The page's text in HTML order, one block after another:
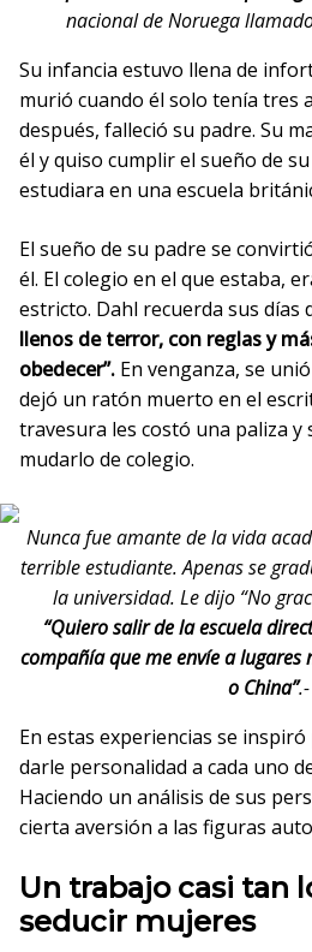
nacional de Noruega
Su infancia estuvo llena de
murió cuando él solo tenía tres
después, falleció su padre. Su
él y quiso cumplir el sueño de
estudiara en una escuela
El sueño de su padre se
él. El colegio en el que estaba,
estricto. Dahl recuerda sus días
llenos de terror, con reglas y
obedecer”. En venganza, se
dejó un ratón muerto en el
travesura les costó una paliza y
mudarlo de colegio.
Nunca fue amante de la vida
terrible estudiante. Apenas se
la universidad. Le dijo “No
“Quiero salir de la escuela
compañía que me envíe a
o China”.-
En estas experiencias se
darle personalidad a cada uno
Haciendo un análisis de sus
cierta aversión a las figuras
Un trabajo casi tan
seducir mujeres